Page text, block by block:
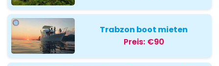
Trabzon boot mieten
Preis: €90